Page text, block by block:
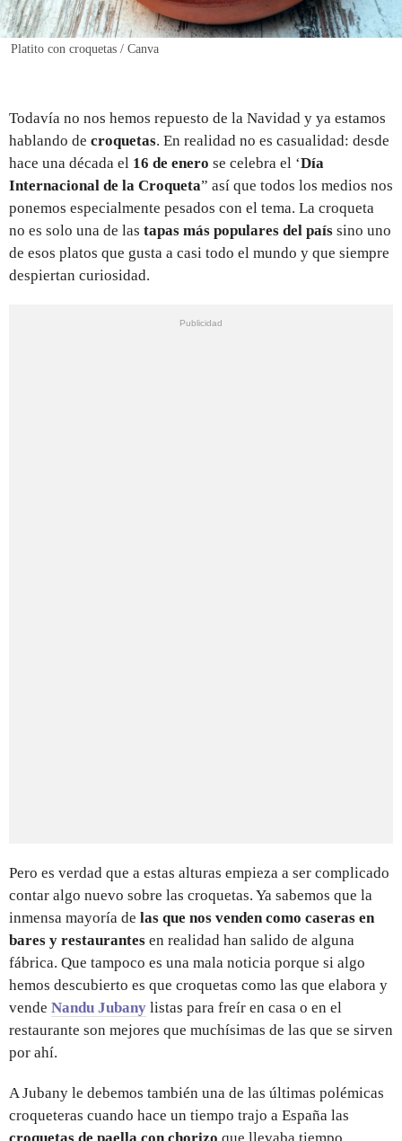
Platito con croquetas / Canva
Todavía no nos hemos repuesto de la Navidad y ya estamos
hablando de croquetas. En realidad no es casualidad: desde
hace una década el 16 de enero se celebra el ‘Día
Internacional de la Croqueta” así que todos los medios nos
ponemos especialmente pesados con el tema. La croqueta
no es solo una de las tapas más populares del país sino uno
de esos platos que gusta a casi todo el mundo y que siempre
despiertan curiosidad.
Pero es verdad que a estas alturas empieza a ser complicado
contar algo nuevo sobre las croquetas. Ya sabemos que la
inmensa mayoría de las que nos venden como caseras en
bares y restaurantes en realidad han salido de alguna
fábrica. Que tampoco es una mala noticia porque si algo
hemos descubierto es que croquetas como las que elabora y
vende Nandu Jubany listas para freír en casa o en el
restaurante son mejores que muchísimas de las que se sirven
por ahí.
A Jubany le debemos también una de las últimas polémicas
croqueteras cuando hace un tiempo trajo a España las